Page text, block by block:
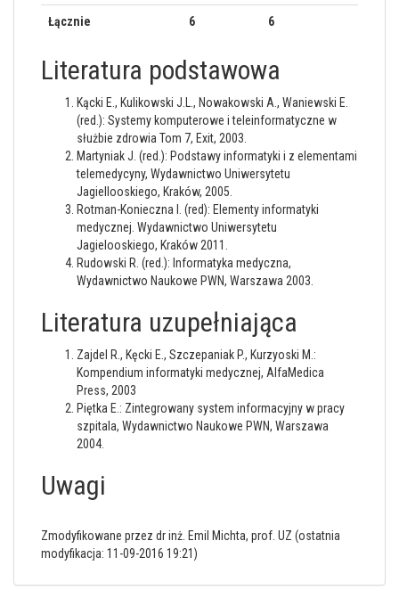
Łącznie 6 6
Literatura podstawowa
Kącki E., Kulikowski J.L., Nowakowski A., Waniewski E.
(red.): Systemy komputerowe i teleinformatyczne w
służbie zdrowia Tom 7, Exit, 2003.
Martyniak J. (red.): Podstawy informatyki i z elementami
telemedycyny, Wydawnictwo Uniwersytetu
Jagiellooskiego, Kraków, 2005.
Rotman-Konieczna I. (red): Elementy informatyki
medycznej. Wydawnictwo Uniwersytetu
Jagielooskiego, Kraków 2011.
Rudowski R. (red.): Informatyka medyczna,
Wydawnictwo Naukowe PWN, Warszawa 2003.
Literatura uzupełniająca
Zajdel R., Kęcki E., Szczepaniak P., Kurzyoski M.:
Kompendium informatyki medycznej, AlfaMedica
Press, 2003
Piętka E.: Zintegrowany system informacyjny w pracy
szpitala, Wydawnictwo Naukowe PWN, Warszawa
2004.
Uwagi
Zmodyfikowane przez dr inż. Emil Michta, prof. UZ (ostatnia
modyfikacja: 11-09-2016 19:21)